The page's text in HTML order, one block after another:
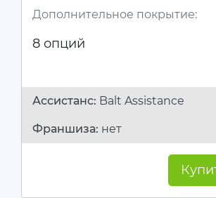
Дополнительное покрытие:
8 опций
Ассистанc: Balt Assistance
Франшиза: нет